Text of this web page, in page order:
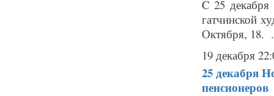
C 25
гатчинской
Октября, 18.
19 декабря
25 декабря
пенсионеров